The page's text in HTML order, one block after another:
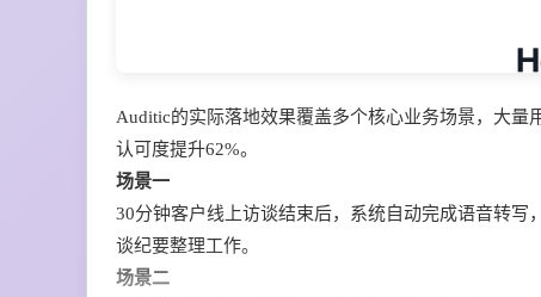
Auditic的实际落地效果覆盖多个核心业务场景，大量
认可度提升62%。
场景一
30分钟客户线上访谈结束后，系统自动完成语音转
谈纪要整理工作。
场景二